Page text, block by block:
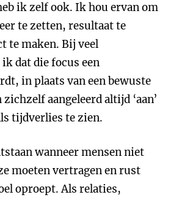
ik zelf ook. Ik hou ervan om
te zetten, resultaat te
te maken. Bij veel
dat die focus een
in plaats van een bewuste
zichzelf aangeleerd altijd ‘aan’
tijdverlies te zien.
wanneer mensen niet
moeten vertragen en rust
oproept. Als relaties,